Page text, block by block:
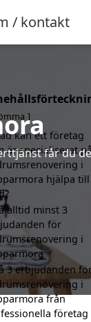
/ kontakt
får du
kan ett företag
är specialiserat på
i
hjälpa till
alltid minst 3
för
i
3 erbjudanden
i
från
företag